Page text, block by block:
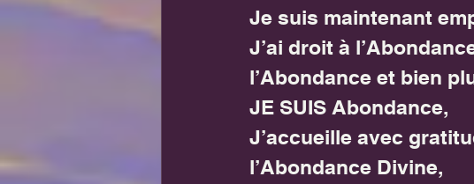
Je suis maintenant
J’ai droit à
l’Abondance et bien
JE SUIS Abondance,
J’accueille avec
l’Abondance Divine,